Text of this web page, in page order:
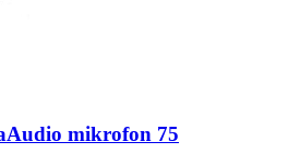
mikrofon 75